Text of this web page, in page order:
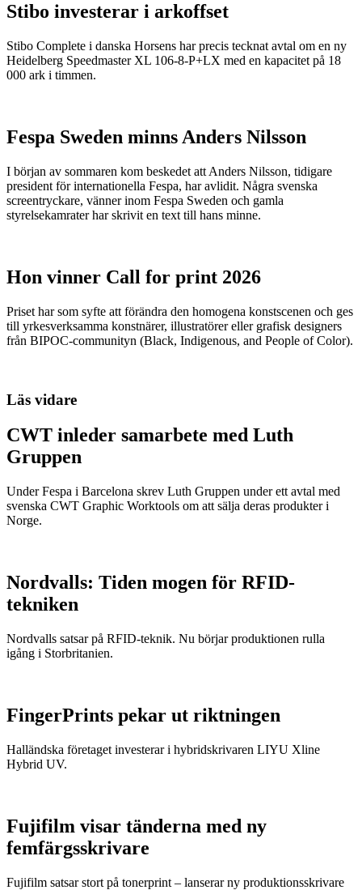
Stibo investerar i arkoffset
Stibo Complete i danska Horsens har precis tecknat avtal om en ny
Heidelberg Speedmaster XL 106-8-P+LX med en kapacitet på 18
000 ark i timmen.
Fespa Sweden minns Anders Nilsson
I början av sommaren kom beskedet att Anders Nilsson, tidigare
president för internationella Fespa, har avlidit. Några svenska
screentryckare, vänner inom Fespa Sweden och gamla
styrelsekamrater har skrivit en text till hans minne.
Hon vinner Call for print 2026
Priset har som syfte att förändra den homogena konstscenen och ges
till yrkesverksamma konstnärer, illustratörer eller grafisk designers
från BIPOC-communityn (Black, Indigenous, and People of Color).
Läs vidare
CWT inleder samarbete med Luth
Gruppen
Under Fespa i Barcelona skrev Luth Gruppen under ett avtal med
svenska CWT Graphic Worktools om att sälja deras produkter i
Norge.
Nordvalls: Tiden mogen för RFID-
tekniken
Nordvalls satsar på RFID-teknik. Nu börjar produktionen rulla
igång i Storbritanien.
FingerPrints pekar ut riktningen
Halländska företaget investerar i hybridskrivaren LIYU Xline
Hybrid UV.
Fujifilm visar tänderna med ny
femfärgsskrivare
Fujifilm satsar stort på tonerprint – lanserar ny produktionsskrivare